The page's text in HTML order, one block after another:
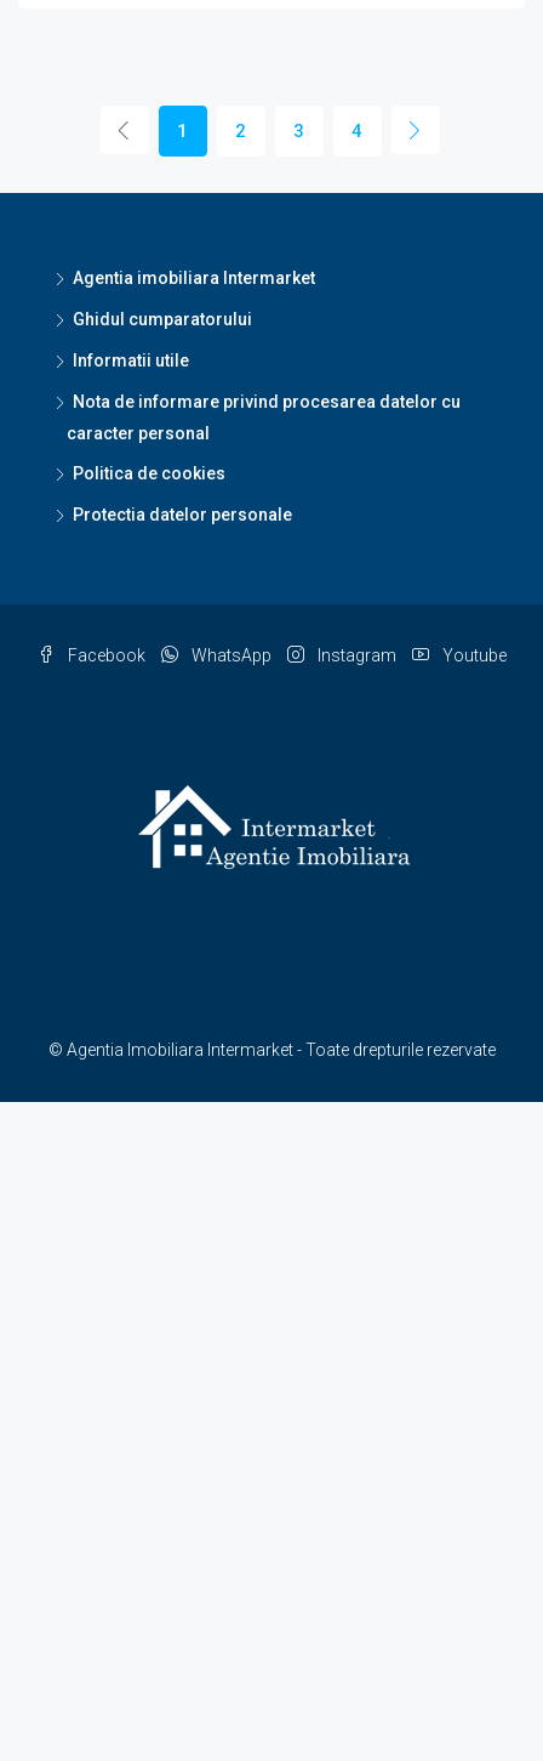
1 2 3 4
Agentia imobiliara Intermarket
Ghidul cumparatorului
Informatii utile
Nota de informare privind procesarea datelor cu
caracter personal
Politica de cookies
Protectia datelor personale
Facebook WhatsApp Instagram Youtube
© Agentia Imobiliara Intermarket - Toate drepturile rezervate